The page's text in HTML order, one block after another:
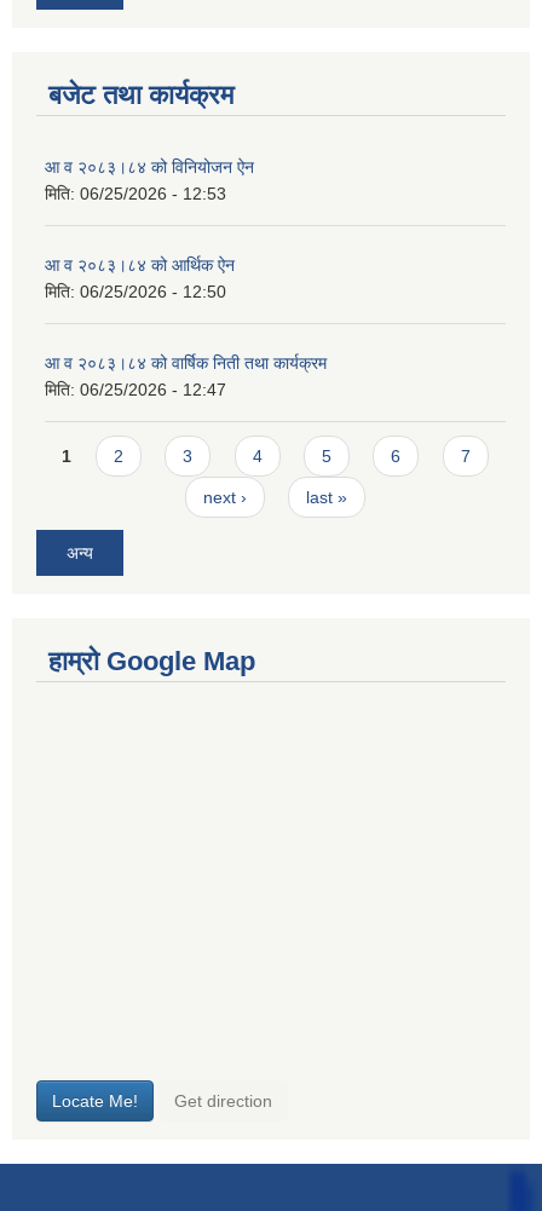
बजेट तथा कार्यक्रम
आ व २०८३।८४ को विनियोजन ऐन
मिति: 06/25/2026 - 12:53
आ व २०८३।८४ को आर्थिक ऐन
मिति: 06/25/2026 - 12:50
आ व २०८३।८४ को वार्षिक निती तथा कार्यक्रम
मिति: 06/25/2026 - 12:47
Pages
1 2 3 4 5 6 7
next › last »
अन्य
हाम्रो Google Map